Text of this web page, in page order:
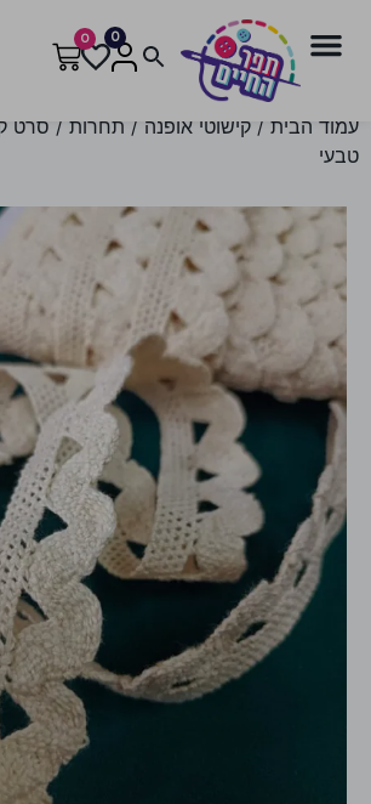
0
0
עמוד הבית / קישוטי אופנה / תחרות
טבעי